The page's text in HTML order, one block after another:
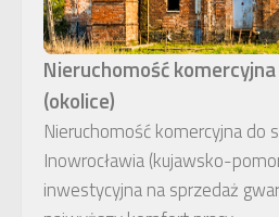
Nieruchomość
(okolice)
Nieruchomość komercyjna do
Inowrocławia (kujawsko-
inwestycyjna na sprzedaż